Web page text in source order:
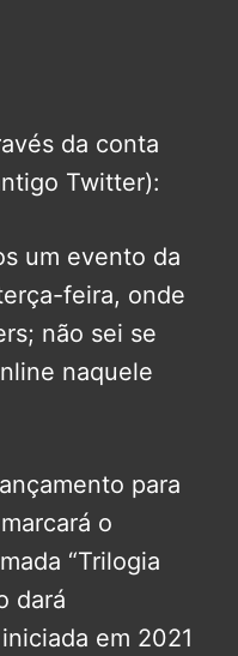
da conta
Twitter):
um evento da
feira, onde
não sei se
naquele
para
o
“Trilogia
dará
em 2021